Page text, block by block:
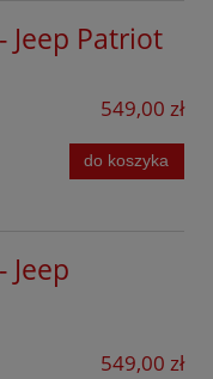
Jeep Patriot
549,00 zł
do koszyka
Jeep
549,00 zł